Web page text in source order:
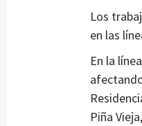
Los
en las
En la
Piña